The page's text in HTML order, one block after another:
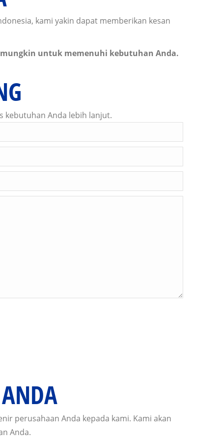
kami yakin dapat memberikan kesan
untuk memenuhi kebutuhan Anda.
kebutuhan Anda lebih lanjut.
perusahaan Anda kepada kami. Kami akan
Anda.